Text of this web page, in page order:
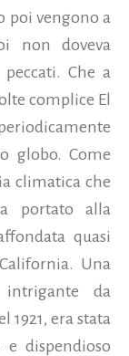
poi vengono a
non doveva
Che a
complice El
globo. Come
climatica che
portato alla
quasi
Una
da
1921, era stata
dispendioso